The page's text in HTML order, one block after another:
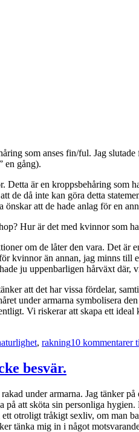
som anses fin/ful. Jag
en gång).
är en kroppsbehåring
de då inte kan göra detta
att de hade anlag för en
Hur är det med kvinnor som
om de låter den vara. Det är
kvinnor än annan, jag minns till
ju uppenbarligen hårväxt
att det har vissa fördelar,
under armarna symbolisera
Vi riskerar att skapa ett
, rakning10 kommentarer
besvär.
under armarna. Jag tänker
att sköta sin personliga
otroligt tråkigt sexliv, om man
tänka mig in i något